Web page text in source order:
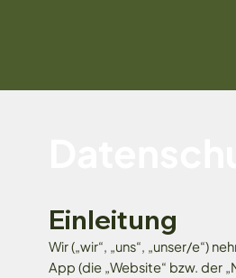
Einleitung
Wir („wir“, „uns“, „unser/e“)
App (die „Website“ bzw. der